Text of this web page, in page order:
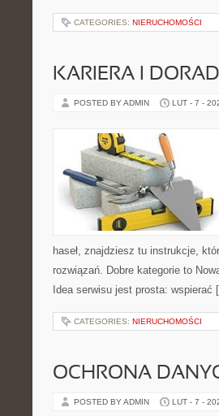
CATEGORIES: NIERUCHOMOŚCI
KARIERA I
POSTED BY ADMIN LUT - 7 -
haseł, znajdziesz tu instrukcje,
rozwiązań. Dobre kategorie to
Idea serwisu jest prosta: wspierać
CATEGORIES: NIERUCHOMOŚCI
OCHRONA
POSTED BY ADMIN LUT - 7 -